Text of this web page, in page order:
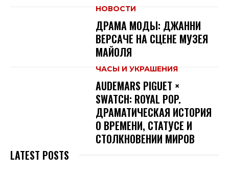
НОВОСТИ
ДРАМА МОДЫ: ДЖАННИ
ВЕРСАЧЕ НА СЦЕНЕ МУЗЕЯ
МАЙОЛЯ
ЧАСЫ И УКРАШЕНИЯ
AUDEMARS PIGUET ×
SWATCH: ROYAL POP.
ДРАМАТИЧЕСКАЯ ИСТОРИЯ
О ВРЕМЕНИ, СТАТУСЕ И
СТОЛКНОВЕНИИ МИРОВ
LATEST POSTS